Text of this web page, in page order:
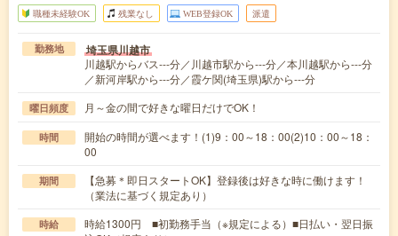
職種未経験OK 残業なし WEB登録OK 派遣
勤務地 埼玉県川越市
川越駅からバス---分／川越市駅から---分／本川越駅から---分
／新河岸駅から---分／霞ケ関(埼玉県)駅から---分
曜日頻度 月～金の間で好きな曜日だけでOK！
時間
開始の時間が選べます！(1)9：00～18：00(2)10：00～18：
00
期間
【急募＊即日スタートOK】登録後は好きな時に働けます！
（業法に基づく規定あり）
時給
時給1300円 ■初勤務手当（※規定による）■日払い・翌日振